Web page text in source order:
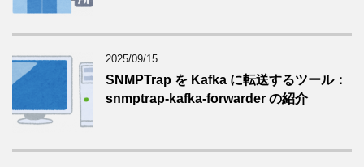
2025/09/15
SNMPTrap を Kafka に転送するツール：
snmptrap-kafka-forwarder の紹介